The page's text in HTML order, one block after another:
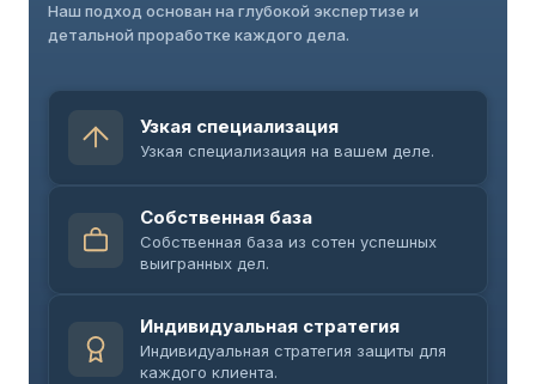
Наш подход основан на глубокой экспертизе и
детальной проработке каждого дела.
Узкая специализация
Узкая специализация на вашем деле.
Собственная база
Собственная база из сотен успешных
выигранных дел.
Индивидуальная стратегия
Индивидуальная стратегия защиты для
каждого клиента.